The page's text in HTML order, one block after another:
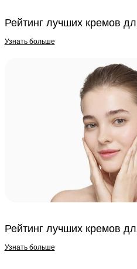
Рейтинг лучших кремов
Узнать больше
Рейтинг лучших кремов
Узнать больше